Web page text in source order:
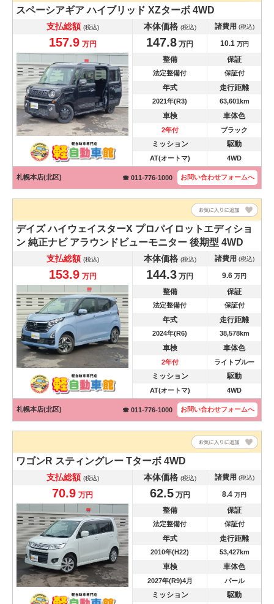
スペーシアギアハイブリッド XZターボ 4WD
支払総額 (税込) 本体価格 (税込) 諸費用 (税込)
157.9 万円 147.8 万円 10.1 万円
整備 保証
法定整備付 保証付
年式 走行距離
2021年(R3) 63,601km
車検 車体色
2年付 ブラック
ミッション 駆動
AT(オートマ) 4WD
札幌本店(北区) ☎ 011-776-1000 お問い合わせフォームへ
デイズハイウェイスターX プロパイロットエディショ
ン 純正ナビ アラウンドビューモニター 後期型 4WD
支払総額 (税込) 本体価格 (税込) 諸費用 (税込)
153.9 万円 144.3 万円 9.6 万円
整備 保証
法定整備付 保証付
年式 走行距離
2024年(R6) 38,578km
車検 車体色
2年付 ライトブルー
ミッション 駆動
AT(オートマ) 4WD
札幌本店(北区) ☎ 011-776-1000 お問い合わせフォームへ
ワゴンR スティングレー Tターボ 4WD
支払総額 (税込) 本体価格 (税込) 諸費用 (税込)
70.9 万円 62.5万円 8.4 万円
整備 保証
法定整備付 保証付
年式 走行距離
2010年(H22) 53,427km
車検 車体色
2027年(R9)4月 パール
ミッション 駆動